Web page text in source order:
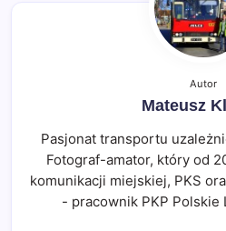
Autor
Mateusz
Pasjonat transportu
Fotograf-amator, który od
komunikacji miejskiej, PKS
- pracownik PKP Polskie